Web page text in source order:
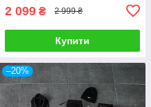
2 099 ₴ 2 999 ₴
Купити
–20%